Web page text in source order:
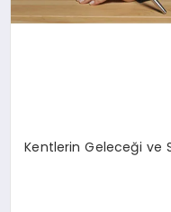
Kentlerin Geleceği ve